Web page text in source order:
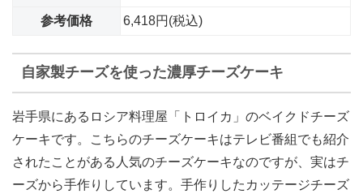
参考価格 6,418円(税込)
自家製チーズを使った濃厚チーズケーキ
岩手県にあるロシア料理屋「トロイカ」のベイクドチーズ
ケーキです。こちらのチーズケーキはテレビ番組でも紹介
されたことがある人気のチーズケーキなのですが、実はチ
ーズから手作りしています。手作りしたカッテージチーズ